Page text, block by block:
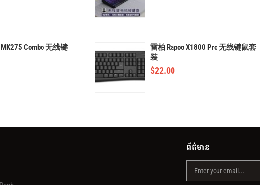
Combo 无线键
雷柏 Rapoo X1800 Pro 无线键鼠套
装
$22.00
ព័ត៌មាន